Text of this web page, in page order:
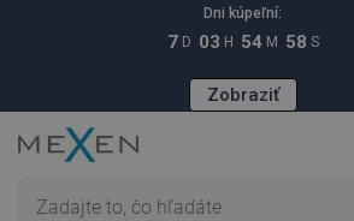
Dni kúpeľní:
7 D 03 H 54 M 57 S
Zobraziť